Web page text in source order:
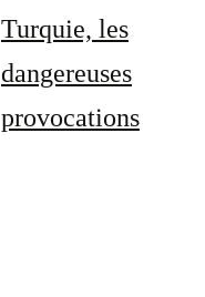
Turquie, les
dangereuses
provocations